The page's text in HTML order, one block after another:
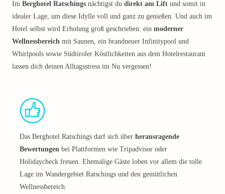
Im Berghotel Ratschings nächtigst du direkt am Lift und somit in
idealer Lage, um diese Idylle voll und ganz zu genießen. Und auch im
Hotel selbst wird Erholung groß geschrieben: ein moderner
Wellnessbereich mit Saunen, ein brandneuer Infinitypool und
Whirlpools sowie Südtiroler Köstlichkeiten aus dem Hotelrestaurant
lassen dich deinen Alltagsstress im Nu vergessen!
Das Berghotel Ratschings darf sich über herausragende
Bewertungen bei Plattformen wie Tripadvisor oder
Holidaycheck freuen. Ehemalige Gäste loben vor allem die tolle
Lage im Wandergebiet Ratschings und den gemütlichen
Wellnessbereich.